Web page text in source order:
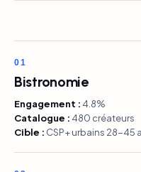
01
Bistronomie
Engagement : 4.8%
Catalogue : 480 créateurs
Cible : CSP+ urbains 28-45